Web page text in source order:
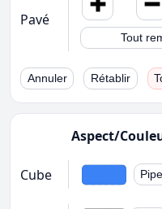
Pavé
Tout
Annuler Rétablir
Aspect/
Cube